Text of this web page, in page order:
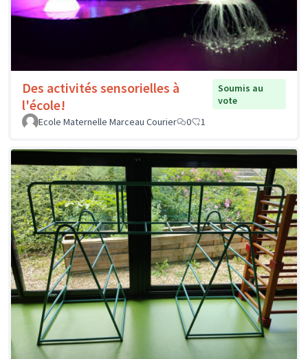
Des activités sensorielles à
l'école!
Soumis au
vote
Ecole Maternelle Marceau Courier
0 1